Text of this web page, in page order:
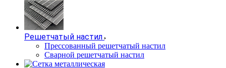
Решетчатый настил
Прессованный решетчатый настил
Сварной решетчатый настил